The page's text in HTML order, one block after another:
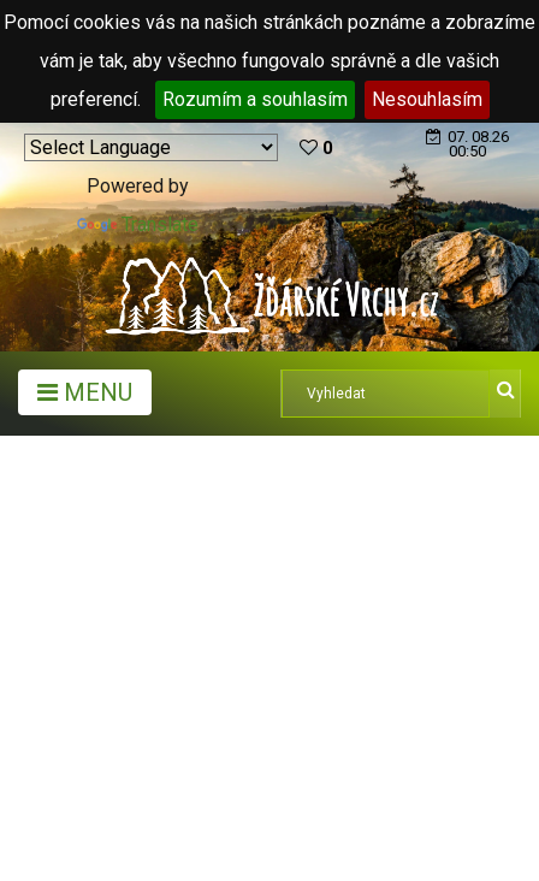
Pomocí cookies vás na našich stránkách poznáme a zobrazíme
vám je tak, aby všechno fungovalo správně a dle vašich
preferencí.
Rozumím a souhlasím Nesouhlasím
Powered by
Translate
0
07. 08.26
00:50
MENU